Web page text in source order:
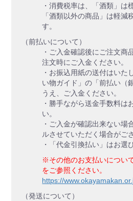
・消費税率は、「酒類」は
「酒類以外の商品」は軽減
す。
（前払いについて）
・ご入金確認後にご注文商
注文時にご入金ください。
・お振込用紙の送付はいた
い物ガイド」の「前払い（
うえ、ご入金ください。
・勝手ながら送金手数料は
い。
・ご入金が確認出来ない場
ルさせていただく場合がご
・「代金引換払い」はお選
※その他のお支払いについ
をご参照ください。
https://
（発送について）